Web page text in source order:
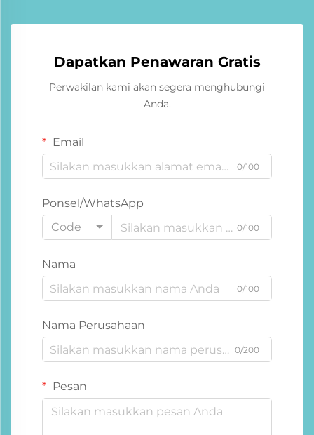
Dapatkan Penawaran Gratis
Perwakilan kami akan segera menghubungi
Anda.
Email
0/100
Ponsel/WhatsApp
Code
0/100
Nama
0/100
Nama Perusahaan
0/200
Pesan